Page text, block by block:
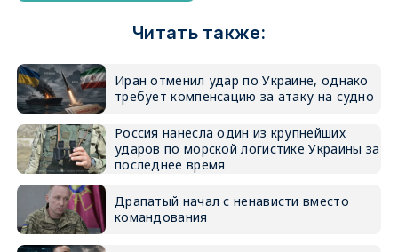
Читать также:
Иран отменил удар по Украине, однако
требует компенсацию за атаку на судно
Россия нанесла один из крупнейших
ударов по морской логистике Украины за
последнее время
Драпатый начал с ненависти вместо
командования